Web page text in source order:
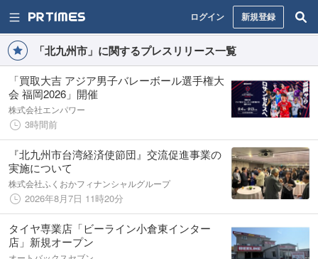
ログイン 新規登録
「北九州市」に関するプレスリリース一覧
「買取大吉 アジア男子バレーボール選手権大
会 福岡2026」開催
株式会社エンパワー
3時間前
『北九州市台湾経済使節団』交流促進事業の
実施について
株式会社ふくおかフィナンシャルグループ
2026年8月7日 11時20分
タイヤ専業店「ビーライン小倉東インター
店」新規オープン